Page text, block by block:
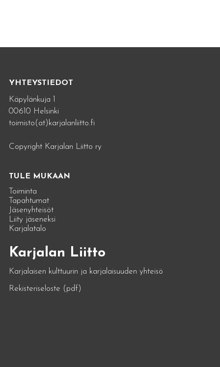
YHTEYSTIEDOT
Käpylänkuja 1
00610 Helsinki
toimisto(at)karjalanliitto.fi
Copyright Karjalan Liitto ry
TULE MUKAAN
Toiminta
Tapahtumat
Jäsenyhteisöt
Liity jäseneksi
Karjalatalo
Karjalan Liitto
Karjalaisen kulttuurin ja karjalaisuuden yhteisö
Rekisteriseloste (pdf)